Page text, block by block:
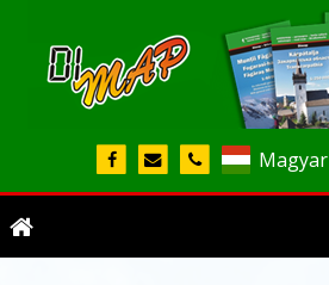
Magyar